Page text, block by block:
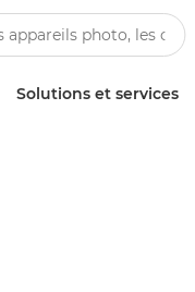
Solutions et services